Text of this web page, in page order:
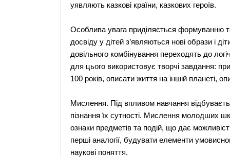
уявляють казкові країни, казкових героїв.
Особлива увага приділяється формуванню
досвіду у дітей з’являються нові образи і
довільного комбінування переходять до
для цього використовує творчі завдання:
100 років, описати життя на іншій планеті,
Мислення. Під впливом навчання
пізнання їх сутності. Мислення молодших
ознаки предметів та подій, що дає
перші аналогії, будувати елементи
наукові поняття.